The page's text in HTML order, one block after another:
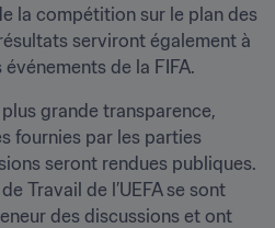
la compétition sur le plan des
serviront également à
de la FIFA.
grande transparence,
fournies par les parties
seront rendues publiques.
Travail de l’UEFA se sont
des discussions et ont